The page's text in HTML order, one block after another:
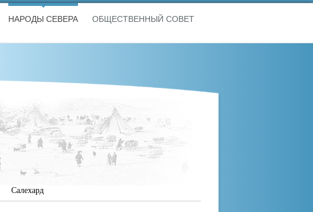
НАРОДЫ СЕВЕРА ОБЩЕСТВЕННЫЙ СОВЕТ
Салехард